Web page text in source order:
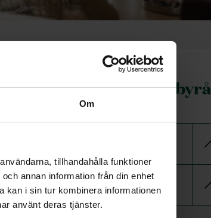
Om
tillhandahålla funktioner
annan information från din enhet
kan i sin tur kombinera informationen
använt deras tjänster.
Styruds Begravningsbyrå
Innan